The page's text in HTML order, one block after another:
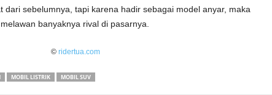
dari sebelumnya, tapi karena hadir sebagai model anyar, maka
banyaknya rival di pasarnya.
© ridertua.com
MOBIL LISTRIK MOBIL SUV